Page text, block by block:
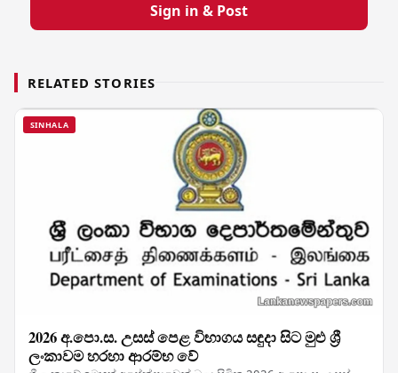
Sign in & Post
RELATED STORIES
SINHALA
2026 අ.පො.ස. උසස් පෙළ විභාගය සඳුදා සිට මුළු ශ්‍රී
ලංකාවම හරහා ආරම්භ වේ